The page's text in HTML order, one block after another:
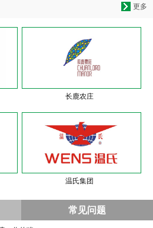
更多
长鹿农庄
温氏集团
常见问题